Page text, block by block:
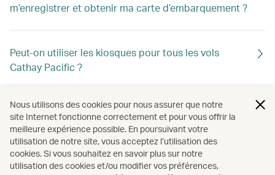
m’enregistrer et obtenir ma carte d’embarquement ?
Peut-on utiliser les kiosques pour tous les vols
Cathay Pacific ?
Quelles langues sont disponibles sur les bornes
d’enregistrement en libre-service ?
Puis-je utiliser la borne si j’ai des bagages à
Nous utilisons des cookies pour nous assurer que notre
site Internet fonctionne correctement et pour vous offrir la
meilleure expérience possible. En poursuivant votre
utilisation de notre site, vous acceptez l’utilisation des
cookies. Si vous souhaitez en savoir plus sur notre
utilisation des cookies et/ou modifier vos préférences,